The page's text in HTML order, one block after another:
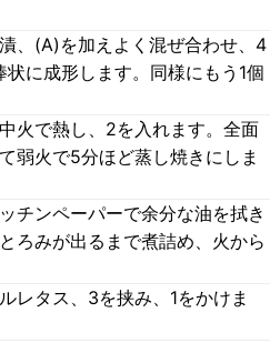
、(A)を加えよく混ぜ合わせ、4
に成形します。同様にもう1個
火で熱し、2を入れます。全面
弱火で5分ほど蒸し焼きにしま
チンペーパーで余分な油を拭き
ろみが出るまで煮詰め、火から
レタス、3を挟み、1をかけま